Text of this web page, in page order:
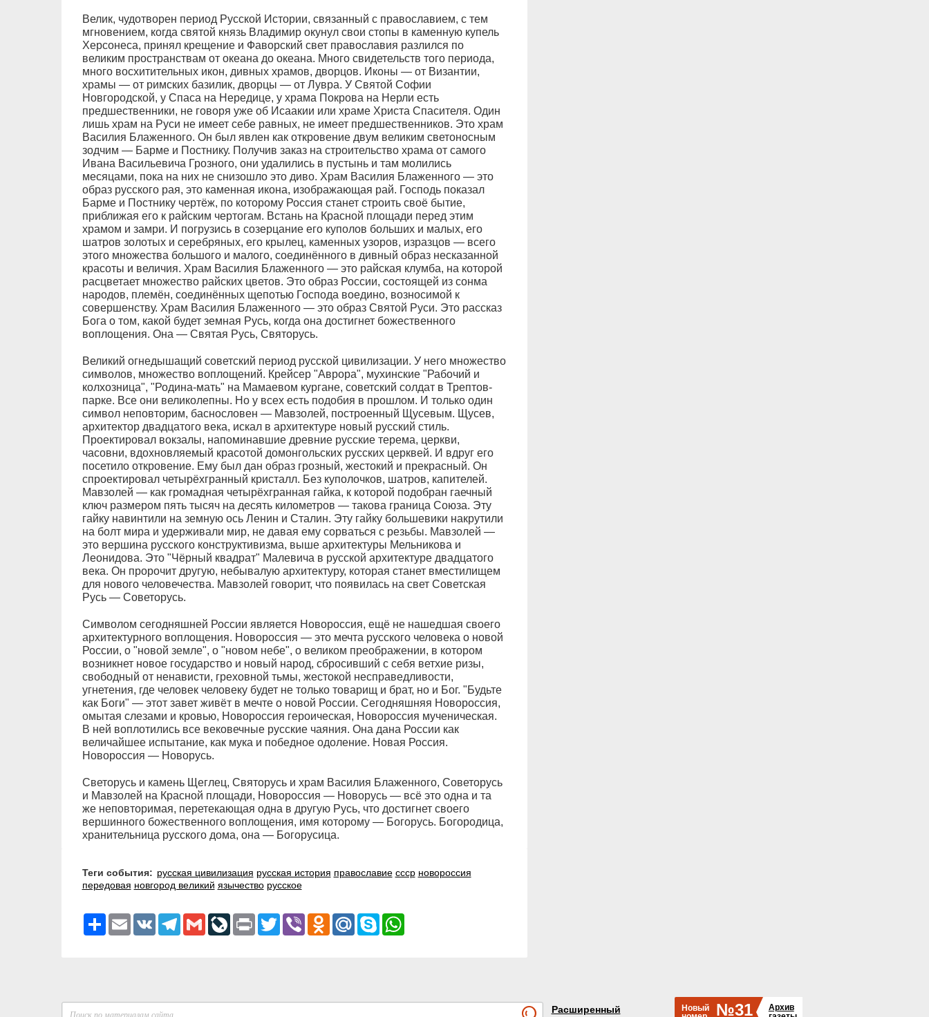
Велик, чудотворен период Русской Истории, связанный с православием, с тем
мгновением, когда святой князь Владимир окунул свои стопы в каменную купель
Херсонеса, принял крещение и Фаворский свет православия разлился по
великим пространствам от океана до океана. Много свидетельств того периода,
много восхитительных икон, дивных храмов, дворцов. Иконы — от Византии,
храмы — от римских базилик, дворцы — от Лувра. У Святой Софии
Новгородской, у Спаса на Нередице, у храма Покрова на Нерли есть
предшественники, не говоря уже об Исаакии или храме Христа Спасителя. Один
лишь храм на Руси не имеет себе равных, не имеет предшественников. Это храм
Василия Блаженного. Он был явлен как откровение двум великим светоносным
зодчим — Барме и Постнику. Получив заказ на строительство храма от самого
Ивана Васильевича Грозного, они удалились в пустынь и там молились
месяцами, пока на них не снизошло это диво. Храм Василия Блаженного — это
образ русского рая, это каменная икона, изображающая рай. Господь показал
Барме и Постнику чертёж, по которому Россия станет строить своё бытие,
приближая его к райским чертогам. Встань на Красной площади перед этим
храмом и замри. И погрузись в созерцание его куполов больших и малых, его
шатров золотых и серебряных, его крылец, каменных узоров, изразцов — всего
этого множества большого и малого, соединённого в дивный образ несказанной
красоты и величия. Храм Василия Блаженного — это райская клумба, на которой
расцветает множество райских цветов. Это образ России, состоящей из сонма
народов, племён, соединённых щепотью Господа воедино, возносимой к
совершенству. Храм Василия Блаженного — это образ Святой Руси. Это рассказ
Бога о том, какой будет земная Русь, когда она достигнет божественного
воплощения. Она — Святая Русь, Святорусь.
Великий огнедышащий советский период русской цивилизации. У него множество
символов, множество воплощений. Крейсер "Аврора", мухинские "Рабочий и
колхозница", "Родина-мать" на Мамаевом кургане, советский солдат в Трептов-
парке. Все они великолепны. Но у всех есть подобия в прошлом. И только один
символ неповторим, баснословен — Мавзолей, построенный Щусевым. Щусев,
архитектор двадцатого века, искал в архитектуре новый русский стиль.
Проектировал вокзалы, напоминавшие древние русские терема, церкви,
часовни, вдохновляемый красотой домонгольских русских церквей. И вдруг его
посетило откровение. Ему был дан образ грозный, жестокий и прекрасный. Он
спроектировал четырёхгранный кристалл. Без куполочков, шатров, капителей.
Мавзолей — как громадная четырёхгранная гайка, к которой подобран гаечный
ключ размером пять тысяч на десять километров — такова граница Союза. Эту
гайку навинтили на земную ось Ленин и Сталин. Эту гайку большевики накрутили
на болт мира и удерживали мир, не давая ему сорваться с резьбы. Мавзолей —
это вершина русского конструктивизма, выше архитектуры Мельникова и
Леонидова. Это "Чёрный квадрат" Малевича в русской архитектуре двадцатого
века. Он пророчит другую, небывалую архитектуру, которая станет вместилищем
для нового человечества. Мавзолей говорит, что появилась на свет Советская
Русь — Советорусь.
Символом сегодняшней России является Новороссия, ещё не нашедшая своего
архитектурного воплощения. Новороссия — это мечта русского человека о новой
России, о "новой земле", о "новом небе", о великом преображении, в котором
возникнет новое государство и новый народ, сбросивший с себя ветхие ризы,
свободный от ненависти, греховной тьмы, жестокой несправедливости,
угнетения, где человек человеку будет не только товарищ и брат, но и Бог. "Будьте
как Боги" — этот завет живёт в мечте о новой России. Сегодняшняя Новороссия,
омытая слезами и кровью, Новороссия героическая, Новороссия мученическая.
В ней воплотились все вековечные русские чаяния. Она дана России как
величайшее испытание, как мука и победное одоление. Новая Россия.
Новороссия — Новорусь.
Светорусь и камень Щеглец, Святорусь и храм Василия Блаженного, Советорусь
и Мавзолей на Красной площади, Новороссия — Новорусь — всё это одна и та
же неповторимая, перетекающая одна в другую Русь, что достигнет своего
вершинного божественного воплощения, имя которому — Богорусь. Богородица,
хранительница русского дома, она — Богорусица.
Теги события: русская цивилизация русская история православие ссср новороссия
передовая новгород великий язычество русское
РесурсEmail VK Telegram
GmailLiveJournal
Print TwitterViber Odnoklassniki
Mail.RuSkypeWhatsApp
Расширенный
Новый
№31
Архив